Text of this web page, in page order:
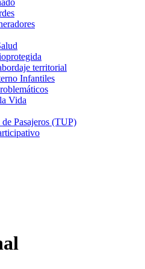
territorial
Infantiles
Vida
Pasajeros (TUP)